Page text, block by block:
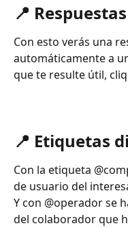
📍
Con esto verás una
automáticamente a
que te resulte útil,
📍 Etiquetas
Con la etiqueta
de usuario del
Y con @operador se
del colaborador que